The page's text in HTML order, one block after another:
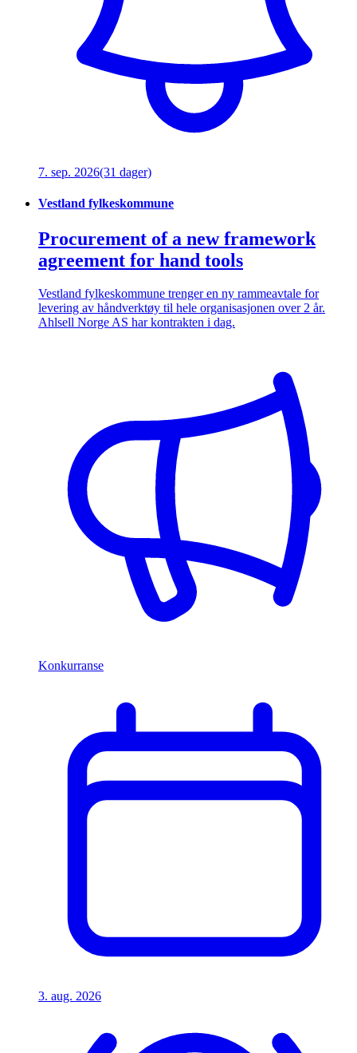
7. sep. 2026(31 dager)
Vestland fylkeskommune
Procurement of a new framework
agreement for hand tools
Vestland fylkeskommune trenger en ny rammeavtale for
levering av håndverktøy til hele organisasjonen over 2 år.
Ahlsell Norge AS har kontrakten i dag.
Konkurranse
3. aug. 2026